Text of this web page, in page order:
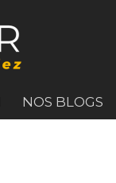
NOS BLOGS